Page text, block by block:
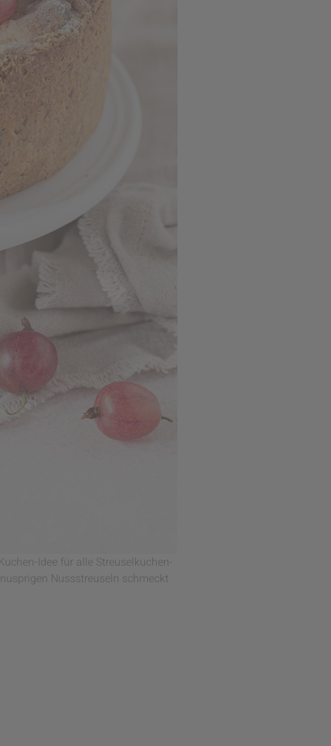
Idee für alle Streuselkuchen-
Nussstreuseln schmeckt